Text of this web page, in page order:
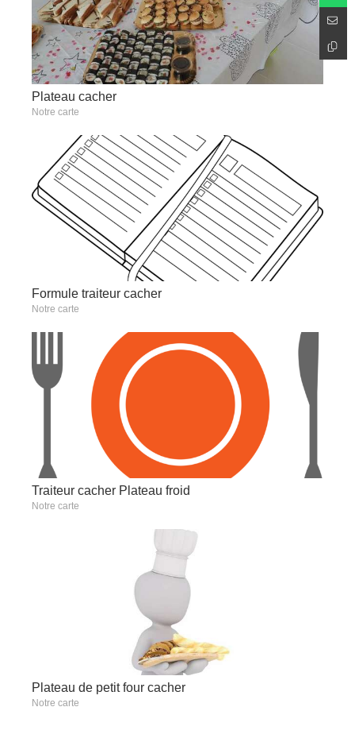
Plateau cacher
Notre carte
Formule traiteur cacher
Notre carte
Traiteur cacher Plateau froid
Notre carte
Plateau de petit four cacher
Notre carte